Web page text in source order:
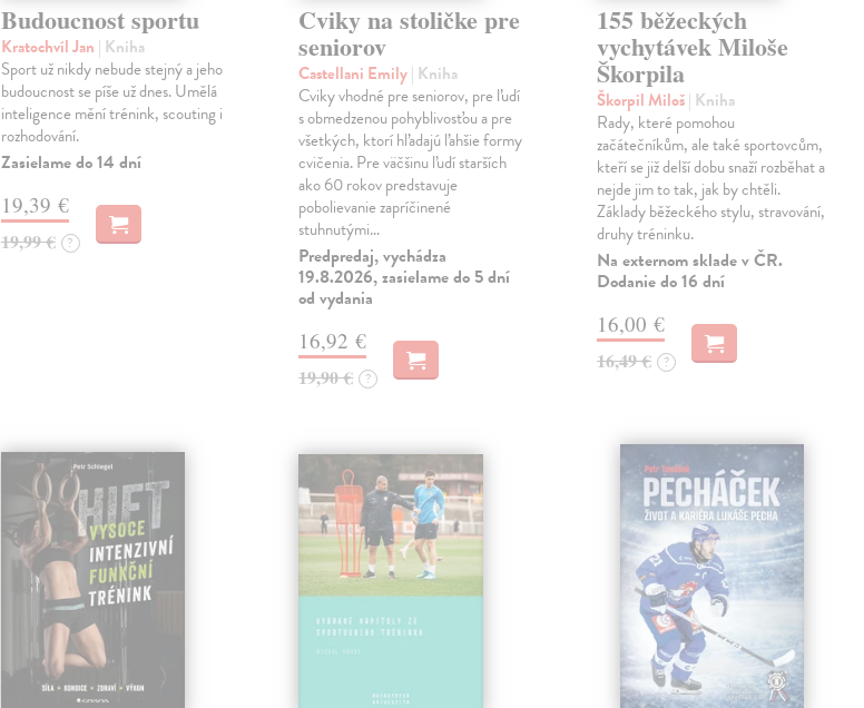
Budoucnost sportu
Kratochvíl Jan | Kniha
Sport už nikdy nebude stejný a jeho
budoucnost se píše už dnes. Umělá
inteligence mění trénink, scouting i
rozhodování.
Zasielame do 14 dní
19,39 €
19,99 € ?
Cviky na stoličke pre
seniorov
Castellani Emily| Kniha
Cviky vhodné pre seniorov, pre ľudí
s obmedzenou pohyblivosťou a pre
všetkých, ktorí hľadajú ľahšie formy
cvičenia. Pre väčšinu ľudí starších
ako 60 rokov predstavuje
pobolievanie zapríčinené
stuhnutými…
Predpredaj, vychádza
19.8.2026, zasielame do 5 dní
od vydania
16,92 €
19,90 € ?
155 běžeckých
vychytávek Miloše
Škorpila
Škorpil Miloš| Kniha
Rady, které pomohou
začátečníkům, ale také sportovcům,
kteří se již delší dobu snaží rozběhat a
nejde jim to tak, jak by chtěli.
Základy běžeckého stylu, stravování,
druhy tréninku.
Na externom sklade v ČR.
Dodanie do 16 dní
16,00 €
16,49 € ?